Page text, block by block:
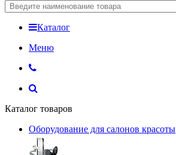
Каталог
Меню
Каталог товаров
Оборудование для салонов красоты